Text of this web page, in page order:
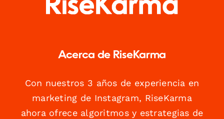
Acerca de RiseKarma
Con nuestros 3 años de experiencia en
marketing de Instagram, RiseKarma
ahora ofrece algoritmos y estrategias de